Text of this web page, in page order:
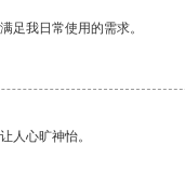
足我日常使用的需求。
人心旷神怡。